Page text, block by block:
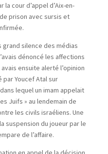
cour d’appel d’Aix-en-
prison avec sursis et
grand silence des médias
dénoncé les affections
ensuite alerté l’opinion
Youcef Atal sur
lequel un imam appelait
Juifs » au lendemain de
les civils israéliens. Une
suspension du joueur par le
de l’affaire.